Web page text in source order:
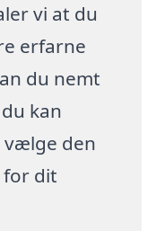
vi at du
erfarne
du nemt
kan
vælge den
for dit